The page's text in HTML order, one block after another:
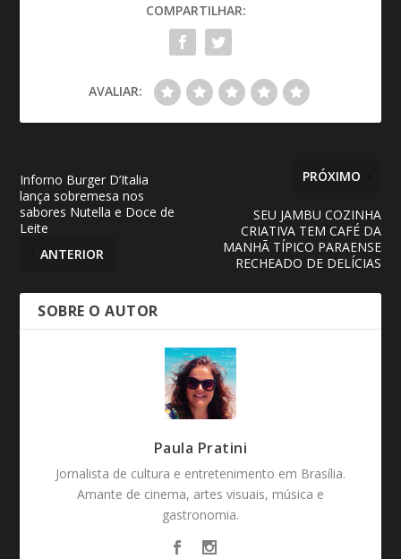
COMPARTILHAR:
AVALIAR:
Inforno Burger D’Italia
lança sobremesa nos
sabores Nutella e Doce de
Leite
ANTERIOR
PRÓXIMO
SEU JAMBU COZINHA
CRIATIVA TEM CAFÉ DA
MANHÃ TÍPICO PARAENSE
RECHEADO DE DELÍCIAS
SOBRE O AUTOR
Paula Pratini
Jornalista de cultura e entretenimento em Brasília.
Amante de cinema, artes visuais, música e
gastronomia.